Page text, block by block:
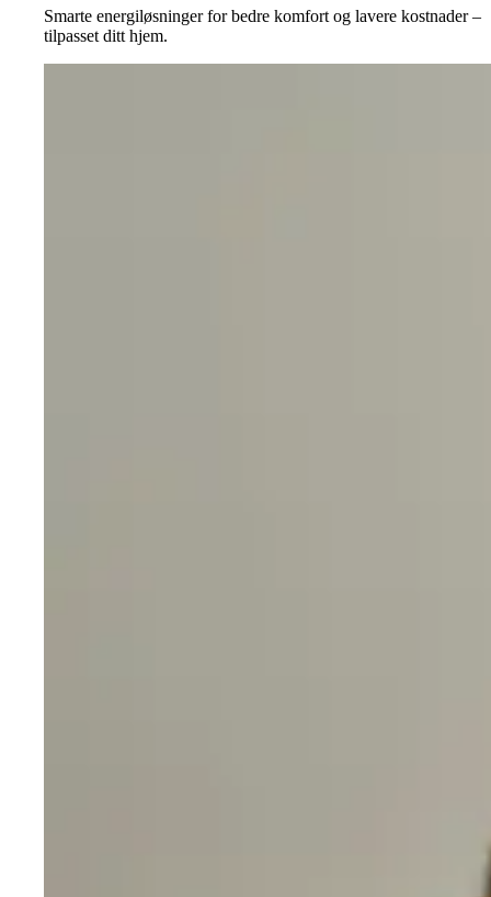
Smarte energiløsninger for bedre komfort og lavere kostnader –
tilpasset ditt hjem.